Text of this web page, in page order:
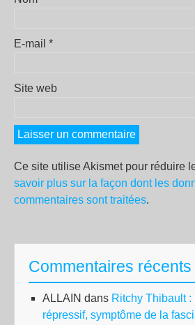
E-mail *
Site web
Ce site utilise Akismet pour réduire
savoir plus sur la façon dont les
commentaires sont traitées.
Commentaires récents
ALLAIN dans Ritchy Thibault
répressif, symptôme de la